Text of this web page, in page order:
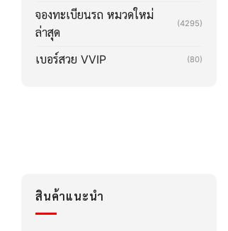
จองทะเบียนรถ หมวดใหม่
ล่าสุด
(4295)
เบอร์สวย VVIP (80)
สินค้าแนะนำ